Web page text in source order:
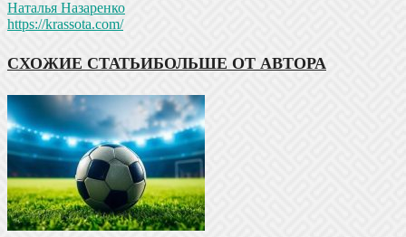
Наталья Назаренко
https://krassota.com/
СХОЖИЕ СТАТЬИБОЛЬШЕ ОТ АВТОРА